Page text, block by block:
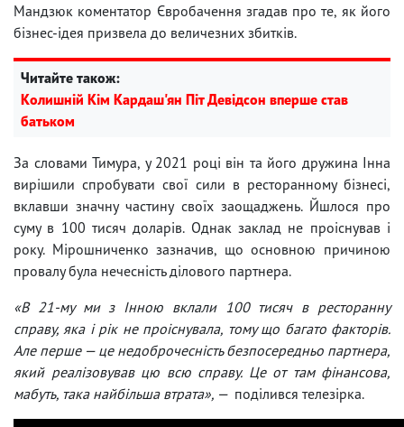
Мандзюк коментатор Євробачення згадав про те, як його
бізнес-ідея призвела до величезних збитків.
Читайте також:
Колишній Кім Кардаш'ян Піт Девідсон вперше став
батьком
За словами Тимура, у 2021 році він та його дружина Інна
вирішили спробувати свої сили в ресторанному бізнесі,
вклавши значну частину своїх заощаджень. Йшлося про
суму в 100 тисяч доларів. Однак заклад не проіснував і
року. Мірошниченко зазначив, що основною причиною
провалу була нечесність ділового партнера.
«В 21-му ми з Інною вклали 100 тисяч в ресторанну
справу, яка і рік не проіснувала, тому що багато факторів.
Але перше — це недоброчесність безпосередньо партнера,
який реалізовував цю всю справу. Це от там фінансова,
мабуть, така найбільша втрата», — поділився телезірка.